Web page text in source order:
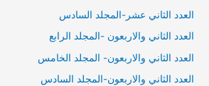
العدد الثاني عشر-المجلد السادس
العدد الثاني والاربعون -المجلد الرابع
العدد الثاني والاربعون- المجلد الخامس
العدد الثاني والاربعون-المجلد السادس